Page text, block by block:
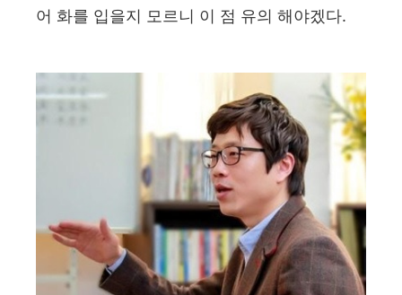
어 화를 입을지 모르니 이 점 유의 해야겠다.